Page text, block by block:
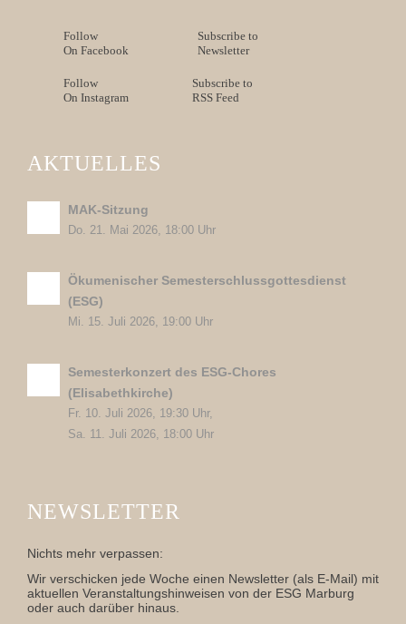
Follow
On Facebook
Subscribe to
Newsletter
Follow
On Instagram
Subscribe to
RSS Feed
AKTUELLES
MAK-Sitzung
Do. 21. Mai 2026, 18:00 Uhr
Ökumenischer Semesterschlussgottesdienst
(ESG)
Mi. 15. Juli 2026, 19:00 Uhr
Semesterkonzert des ESG-Chores
(Elisabethkirche)
Fr. 10. Juli 2026, 19:30 Uhr,
Sa. 11. Juli 2026, 18:00 Uhr
NEWSLETTER
Nichts mehr verpassen:
Wir verschicken jede Woche einen Newsletter (als E-Mail) mit
aktuellen Veranstaltungshinweisen von der ESG Marburg
oder auch darüber hinaus.